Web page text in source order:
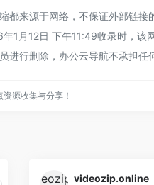
都来源于网络，不保证外部链接
1月12日 下午11:49收录时，该
进行删除，办公云导航不承担任
源收集与分享！
videozip.online